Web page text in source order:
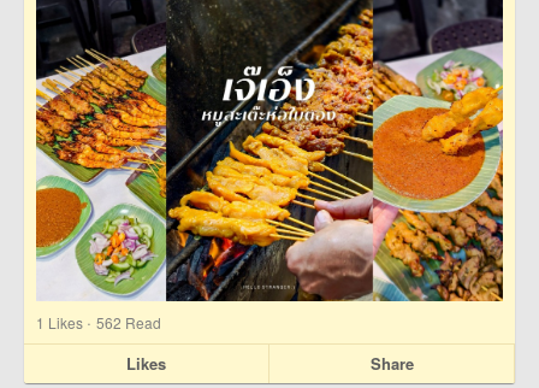
1 Likes · 562 Read
Likes Share